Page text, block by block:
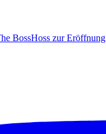
BossHoss zur Eröffnung